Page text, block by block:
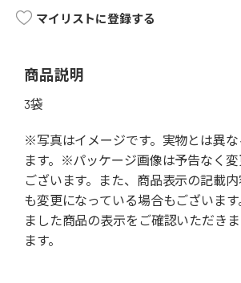
マイリストに登録する
商品説明
3袋
※写真はイメージです。実物とは異
ます。※パッケージ画像は予告なく
ございます。また、商品表示の記載
も変更になっている場合もございま
ました商品の表示をご確認いただき
ます。